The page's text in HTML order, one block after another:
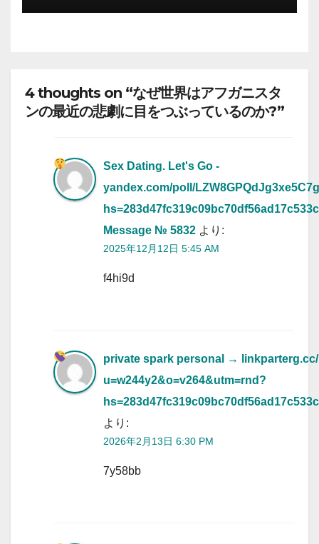
4 thoughts on “なぜ世界はアフガニスタ
ンの最近の悲劇に目をつぶっているのか?”
Sex Dating. Let's Go -
yandex.com/poll/
Message № 5832 より:
2025年12月12日 5:45 AM
f4hi9d
private spark personal →
u=w244y2&o=v264&utm=rnd?
より:
2026年2月13日 6:30 PM
7y58bb